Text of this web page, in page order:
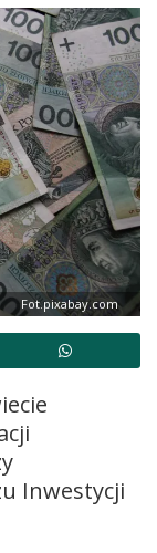
Fot.pixabay.com
Inwestycji